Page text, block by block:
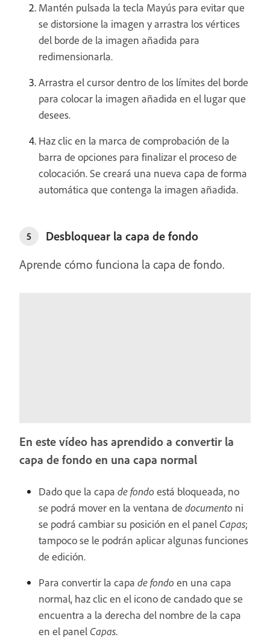
Mantén pulsada la tecla Mayús para evitar que
se distorsione la imagen y arrastra los vértices
del borde de la imagen añadida para
redimensionarla.
Arrastra el cursor dentro de los límites del borde
para colocar la imagen añadida en el lugar que
desees.
Haz clic en la marca de comprobación de la
barra de opciones para finalizar el proceso de
colocación. Se creará una nueva capa de forma
automática que contenga la imagen añadida.
5
Desbloquear la capa de fondo
Aprende cómo funciona la capa de fondo.
En este vídeo has aprendido a convertir la
capa de fondo en una capa normal
Dado que la capa de fondo está bloqueada, no
se podrá mover en la ventana de documento ni
se podrá cambiar su posición en el panel Capas;
tampoco se le podrán aplicar algunas funciones
de edición.
Para convertir la capa de fondo en una capa
normal, haz clic en el icono de candado que se
encuentra a la derecha del nombre de la capa
en el panel Capas.